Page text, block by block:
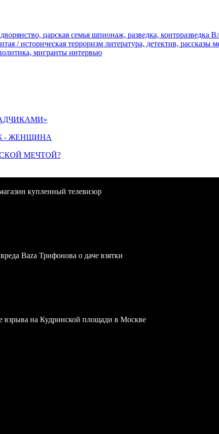
царская семья шпионаж, разведка, контрразведка
/ историческая терроризм литература, детектив, рассказы
мигранты интервью
- ЖЕНЩИНА
МЕЧТОЙ?
купленный телевизор
Baza Трифонова о даче взятки
взрыва на Кудринской площади в Москве